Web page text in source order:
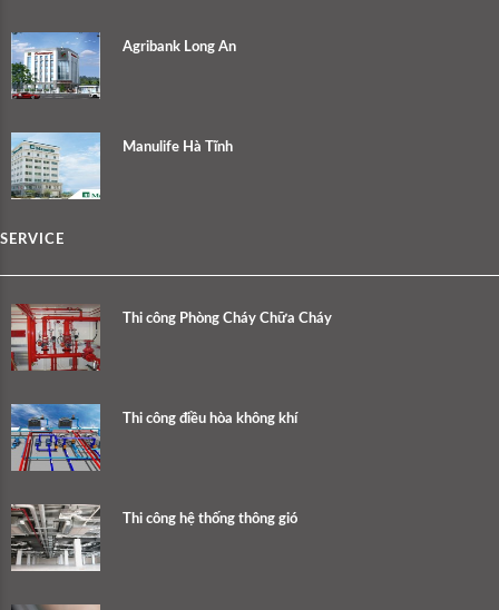
Agribank Long An
Manulife Hà Tĩnh
SERVICE
Thi công Phòng Cháy Chữa Cháy
Thi công điều hòa không khí
Thi công hệ thống thông gió